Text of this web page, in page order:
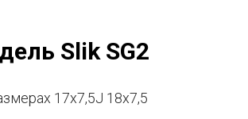
Slik SG2
17x7,5J 18х7,5